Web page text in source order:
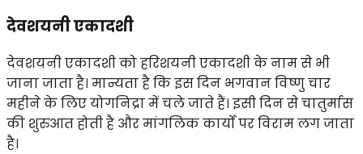
देवशयनी एकादशी
देवशयनी एकादशी को हरिशयनी एकादशी के नाम से भी
जाना जाता है। मान्यता है कि इस दिन भगवान विष्णु चार
महीने के लिए योगनिद्रा में चले जाते हैं। इसी दिन से चातुर्मास
की शुरुआत होती है और मांगलिक कार्यों पर विराम लग जाता
है।